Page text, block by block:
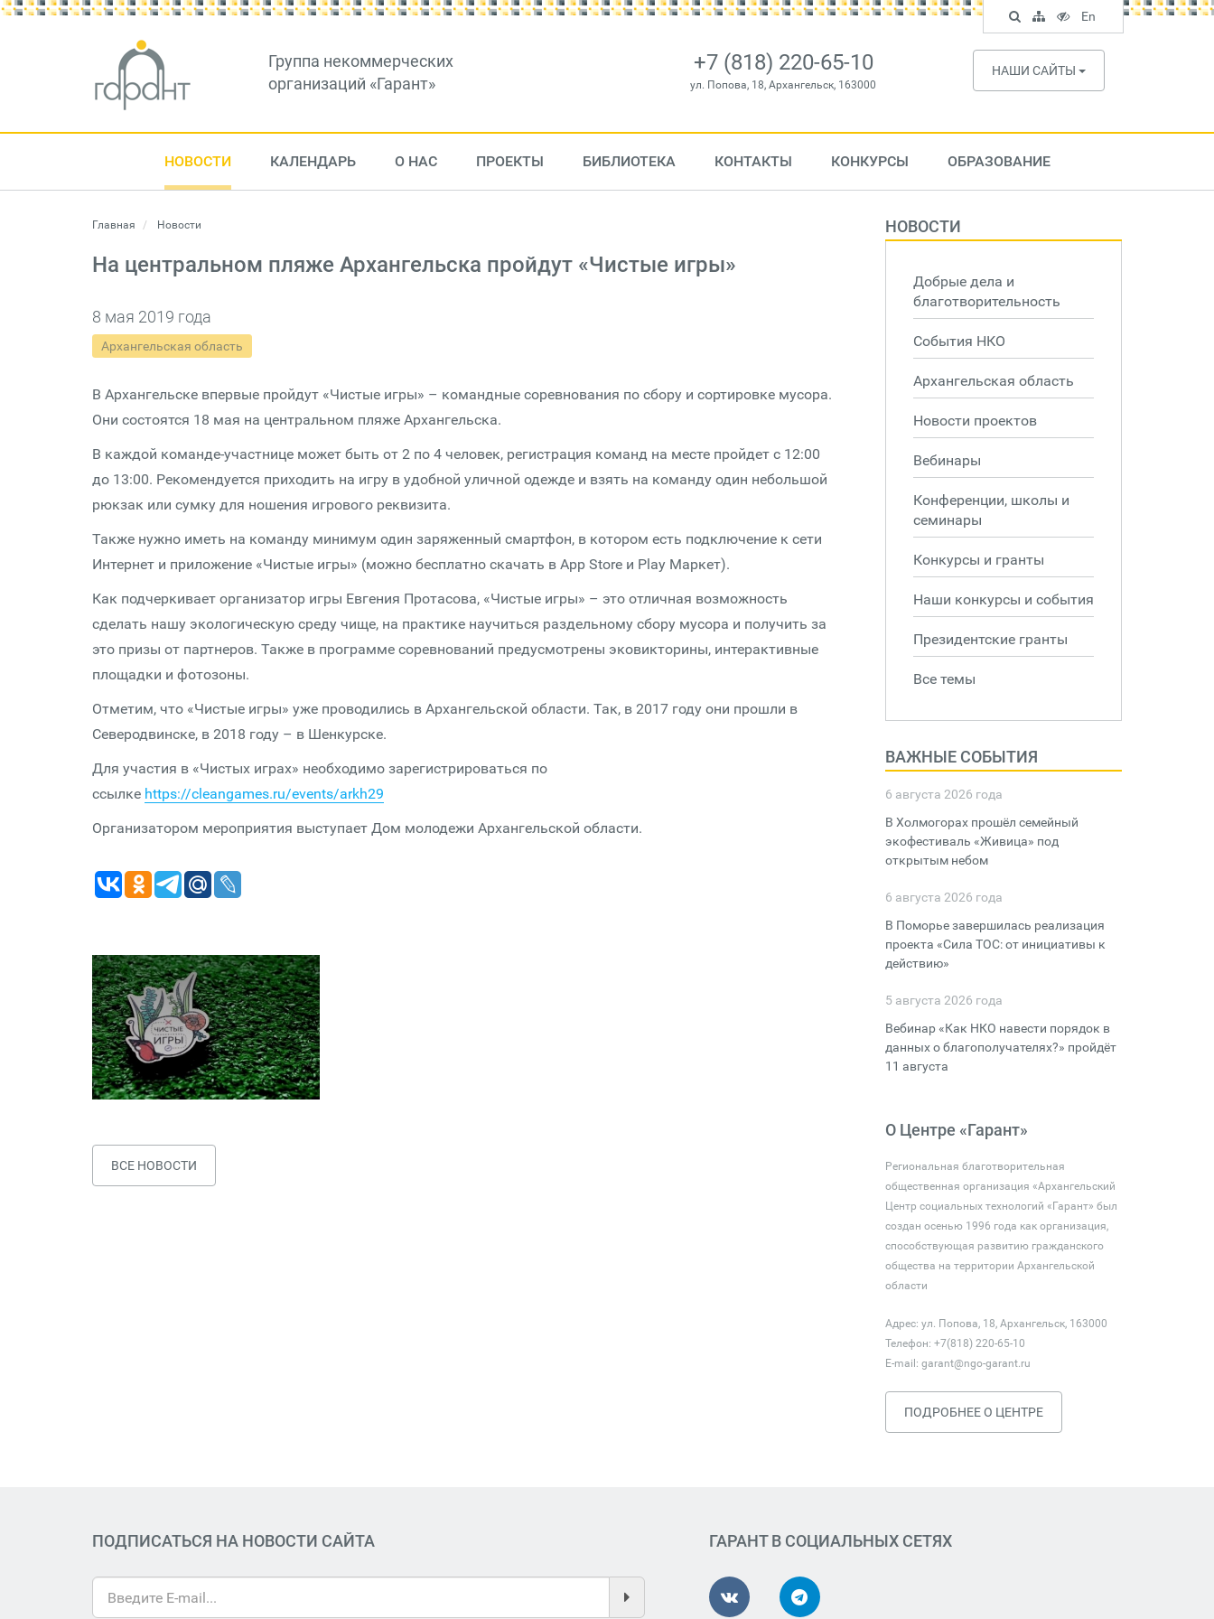
Группа некоммерческих
организаций «Гарант»
+7 (818) 220-65-10
ул. Попова, 18, Архангельск, 163000
НАШИ САЙТЫ
НОВОСТИ КАЛЕНДАРЬ О НАС ПРОЕКТЫ БИБЛИОТЕКА КОНТАКТЫ КОНКУРСЫ ОБРАЗОВАНИЕ
Главная Новости
На центральном пляже Архангельска пройдут «Чистые игры»
8 мая 2019 года
Архангельская область
В Архангельске впервые пройдут «Чистые игры» – командные соревнования по сбору и сортировке мусора.
Они состоятся 18 мая на центральном пляже Архангельска.
В каждой команде-участнице может быть от 2 по 4 человек, регистрация команд на месте пройдет с 12:00
до 13:00. Рекомендуется приходить на игру в удобной уличной одежде и взять на команду один небольшой
рюкзак или сумку для ношения игрового реквизита.
Также нужно иметь на команду минимум один заряженный смартфон, в котором есть подключение к сети
Интернет и приложение «Чистые игры» (можно бесплатно скачать в App Store и Рlay Mаркет).
Как подчеркивает организатор игры Евгения Протасова, «Чистые игры» – это отличная возможность
сделать нашу экологическую среду чище, на практике научиться раздельному сбору мусора и получить за
это призы от партнеров. Также в программе соревнований предусмотрены эковикторины, интерактивные
площадки и фотозоны.
Отметим, что «Чистые игры» уже проводились в Архангельской области. Так, в 2017 году они прошли в
Северодвинске, в 2018 году – в Шенкурске.
Для участия в «Чистых играх» необходимо зарегистрироваться по
ссылке https://cleangames.ru/events/arkh29
Организатором мероприятия выступает Дом молодежи Архангельской области.
ВСЕ НОВОСТИ
НОВОСТИ
Добрые дела и
благотворительность
События НКО
Архангельская область
Новости проектов
Вебинары
Конференции, школы и
семинары
Конкурсы и гранты
Наши конкурсы и события
Президентские гранты
Все темы
ВАЖНЫЕ СОБЫТИЯ
6 августа 2026 года
В Холмогорах прошёл семейный
экофестиваль «Живица» под
открытым небом
6 августа 2026 года
В Поморье завершилась реализация
проекта «Сила ТОС: от инициативы к
действию»
5 августа 2026 года
Вебинар «Как НКО навести порядок в
данных о благополучателях?» пройдёт
11 августа
О Центре «Гарант»
Региональная благотворительная
общественная организация «Архангельский
Центр социальных технологий «Гарант» был
создан осенью 1996 года как организация,
способствующая развитию гражданского
общества на территории Архангельской
области
Адрес: ул. Попова, 18, Архангельск, 163000
Телефон: +7(818) 220-65-10
E-mail: garant@ngo-garant.ru
ПОДРОБНЕЕ О ЦЕНТРЕ
ПОДПИСАТЬСЯ НА НОВОСТИ САЙТА ГАРАНТ В СОЦИАЛЬНЫХ СЕТЯХ
Поиск
по
сайту
Карта
сайта
Версия
для
слабовидящих
En
English